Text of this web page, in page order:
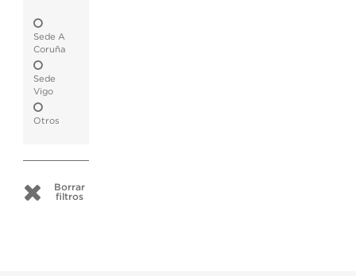
Sede A
Coruña
Sede
Vigo
Otros
Borrar
filtros